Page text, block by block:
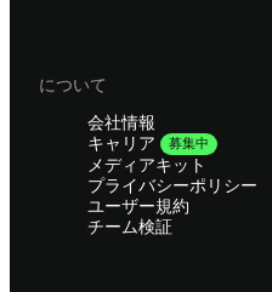
について
会社情報
キャリア
募集中
メディアキット
プライバシーポリシー
ユーザー規約
チーム検証